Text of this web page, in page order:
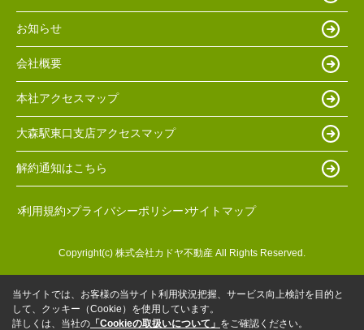
お知らせ
会社概要
本社アクセスマップ
大森駅東口支店アクセスマップ
解約通知はこちら
利用規約 プライバシーポリシー サイトマップ
Copyright(c) 株式会社カドヤ不動産 All Rights Reserved.
当サイトでは、お客様の当サイト利用状況把握、サービス向上検討を目的と
して、クッキー（Cookie）を使用しています。
詳しくは、当社の 「Cookieの取扱いについて」 をご確認ください。